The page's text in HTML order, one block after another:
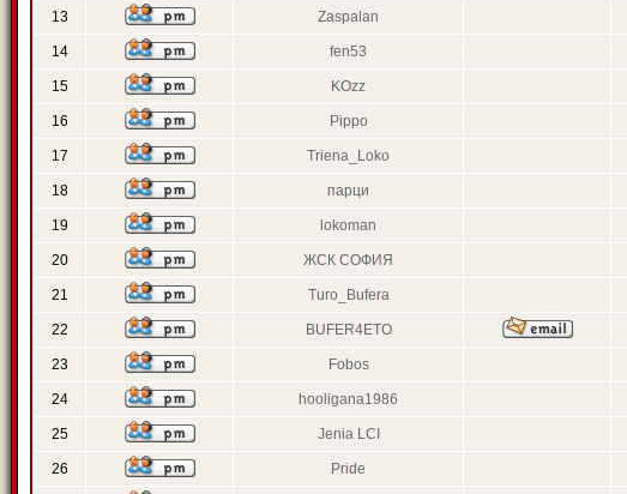
13 Zaspalan
14 fen53
15 KOzz
16 Pippo
17 Triena_Loko
18 парци
19 lokoman
20 ЖСК СОФИЯ
21 Turo_Bufera
22 BUFER4ETO
23 Fobos
24 hooligana1986
25 Jenia LCI
26 Pride